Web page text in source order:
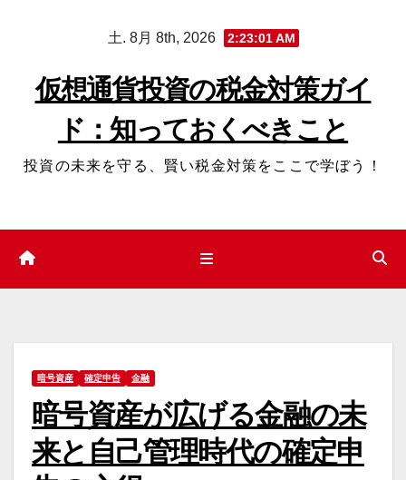
ッ
土. 8月 8th, 2026 2:23:02 AM
仮想通貨投資の税金対策ガイ
ド：知っておくべきこと
投資の未来を守る、賢い税金対策をここで学ぼう！
暗号資産 確定申告 金融
暗号資産が広げる金融の未
来と自己管理時代の確定申